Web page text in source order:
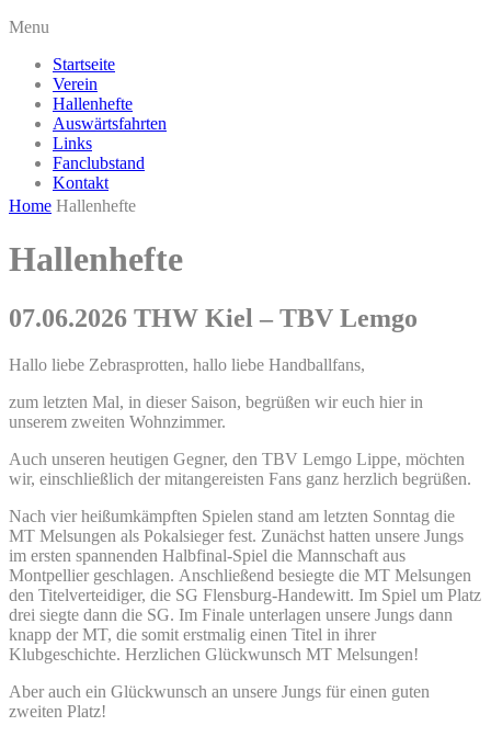
Menu
Startseite
Verein
Hallenhefte
Auswärtsfahrten
Links
Fanclubstand
Kontakt
Home Hallenhefte
Hallenhefte
07.06.2026 THW Kiel – TBV Lemgo
Hallo liebe Zebrasprotten, hallo liebe Handballfans,
zum letzten Mal, in dieser Saison, begrüßen wir euch hier in
unserem zweiten Wohnzimmer.
Auch unseren heutigen Gegner, den TBV Lemgo Lippe, möchten
wir, einschließlich der mitangereisten Fans ganz herzlich begrüßen.
Nach vier heißumkämpften Spielen stand am letzten Sonntag die
MT Melsungen als Pokalsieger fest. Zunächst hatten unsere Jungs
im ersten spannenden Halbfinal-Spiel die Mannschaft aus
Montpellier geschlagen. Anschließend besiegte die MT Melsungen
den Titelverteidiger, die SG Flensburg-Handewitt. Im Spiel um Platz
drei siegte dann die SG. Im Finale unterlagen unsere Jungs dann
knapp der MT, die somit erstmalig einen Titel in ihrer
Klubgeschichte. Herzlichen Glückwunsch MT Melsungen!
Aber auch ein Glückwunsch an unsere Jungs für einen guten
zweiten Platz!